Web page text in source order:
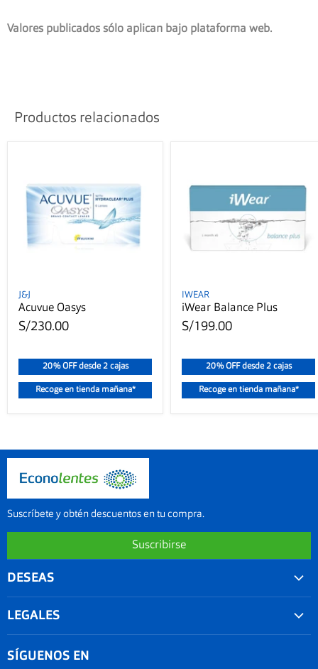
Valores publicados sólo aplican bajo plataforma web.
Productos relacionados
J&J
Acuvue Oasys
S/230.00
20% OFF desde 2 cajas
Recoge en tienda mañana*
IWEAR
iWear Balance Plus
S/199.00
20% OFF desde 2 cajas
Recoge en tienda mañana*
Suscríbete y obtén descuentos en tu compra.
Suscribirse
DESEAS
Seguimiento de Pedido
LEGALES
SÍGUENOS EN